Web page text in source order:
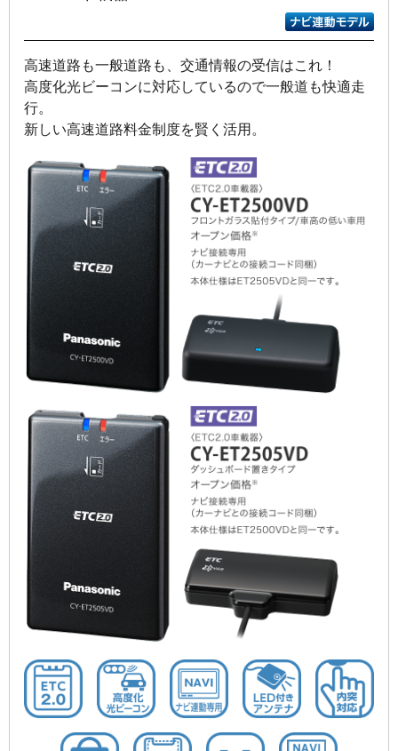
高速道路も一般道路も、交通情報の受信はこれ！
高度化光ビーコンに対応しているので一般道も快適走
行。
新しい高速道路料金制度を賢く活用。